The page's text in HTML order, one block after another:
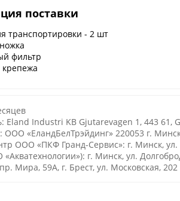
поставки
транспортировки - 2 шт
фильтр
крепежа
Eland Industri KB Gjutarevagen 1, 443 61,
«ЕландБелТрэйдинг» 220053 г.
ООО «ПКФ Гранд-Сервис»: г. Минск,
г. Минск, ул.
Мира, 59А, г. Брест, ул. Московская, 202